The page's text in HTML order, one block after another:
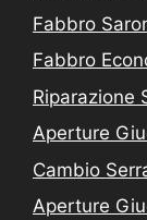
Fabbro
Fabbro
Riparazione
Aperture
Cambio
Aperture